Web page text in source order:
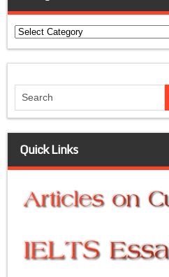
Categories
Quick Links